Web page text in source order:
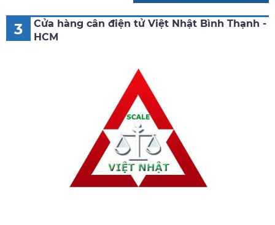
3
Cửa hàng cân điện tử Việt Nhật Bình Thạnh -
HCM